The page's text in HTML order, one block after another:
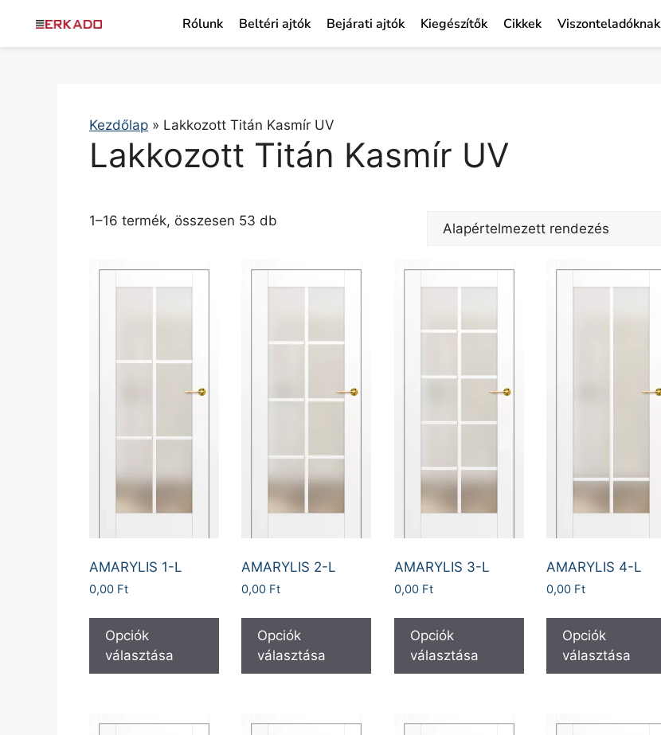
Rólunk Beltéri ajtók Bejárati ajtók Kiegészítők Cikkek Viszonteladóknak
Kezdőlap » Lakkozott Titán Kasmír UV
Lakkozott Titán Kasmír UV
1–16 termék, összesen 53 db
AMARYLIS 1-L
0,00 Ft
Opciók
választása
AMARYLIS 2-L
0,00 Ft
Opciók
választása
AMARYLIS 3-L
0,00 Ft
Opciók
választása
AMARYLIS 4-L
0,00 Ft
Opciók
választása